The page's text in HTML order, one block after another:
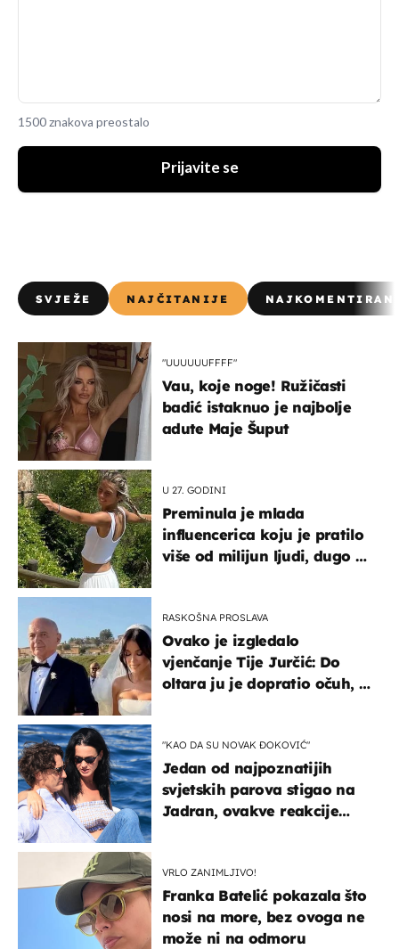
1500 znakova preostalo
Prijavite se
SVJEŽE NAJČITANIJE
"UUUUUUFFFF"
Vau, koje noge! Ružičasti
badić istaknuo je najbolje
adute Maje Šuput
U 27. GODINI
Preminula je mlada
influencerica koju je pratilo
više od milijun ljudi, dugo se
RASKOŠNA PROSLAVA
Ovako je izgledalo
vjenčanje Tije Jurčić: Do
oltara ju je dopratio očuh, a
"KAO DA SU NOVAK ĐOKOVIĆ"
Jedan od najpoznatijih
svjetskih parova stigao na
Jadran, ovakve reakcije
VRLO ZANIMLJIVO!
Franka Batelić pokazala što
nosi na more, bez ovoga ne
može ni na odmoru